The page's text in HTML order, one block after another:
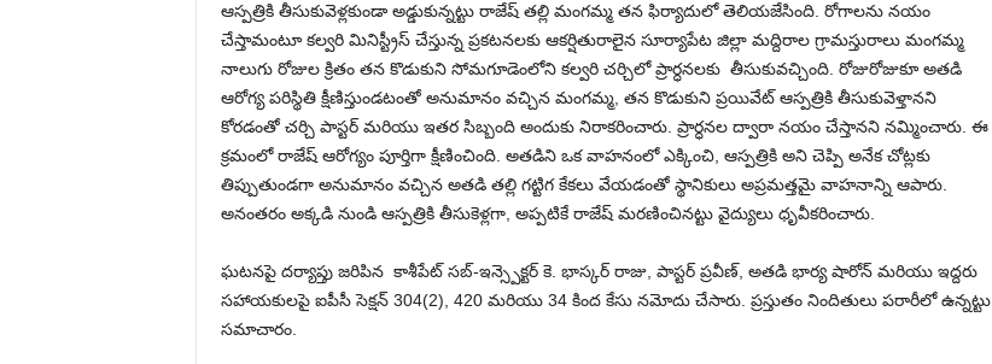
ఆస్పత్రికి తీసుకువెళ్లకుండా అడ్డుకున్నట్టు రాజేష్ తల్లి మంగమ్మ తన ఫిర్యాదులో తెలియజేసింది. రోగాలను నయం
చేస్తామంటూ కల్వరి మినిస్ట్రీస్ చేస్తున్న ప్రకటనలకు ఆకర్షితురాలైన సూర్యాపేట జిల్లా మద్దిరాల గ్రామస్తురాలు మంగమ్మ
నాలుగు రోజుల క్రితం తన కొడుకుని సోమగూడెంలోని కల్వరి చర్చిలో ప్రార్ధనలకు తీసుకువచ్చింది. రోజురోజుకూ అతడి
ఆరోగ్య పరిస్థితి క్షీణిస్తుండటంతో అనుమానం వచ్చిన మంగమ్మ, తన కొడుకుని ప్రయివేట్ ఆస్పత్రికి తీసుకువెళ్తానని
కోరడంతో చర్చి పాస్టర్ మరియు ఇతర సిబ్బంది అందుకు నిరాకరించారు. ప్రార్ధనల ద్వారా నయం చేస్తానని నమ్మించారు. ఈ
క్రమంలో రాజేష్ ఆరోగ్యం పూర్తిగా క్షీణించింది. అతడిని ఒక వాహనంలో ఎక్కించి, ఆస్పత్రికి అని చెప్పి అనేక చోట్లకు
తిప్పుతుండగా అనుమానం వచ్చిన అతడి తల్లి గట్టిగ కేకలు వేయడంతో స్థానికులు అప్రమత్తమై వాహనాన్ని ఆపారు.
అనంతరం అక్కడి నుండి ఆస్పత్రికి తీసుకెళ్లగా, అప్పటికే రాజేష్ మరణించినట్టు వైద్యులు ధృవీకరించారు.
ఘటనపై దర్యాప్తు జరిపిన కాశీపేట్ సబ్-ఇన్స్పెక్టర్ కె. భాస్కర్ రాజు, పాస్టర్ ప్రవీణ్, అతడి భార్య షారోన్ మరియు ఇద్దరు
సహాయకులపై ఐపీసీ సెక్షన్ 304(2), 420 మరియు 34 కింద కేసు నమోదు చేసారు. ప్రస్తుతం నిందితులు పరారీలో ఉన్నట్టు
సమాచారం.